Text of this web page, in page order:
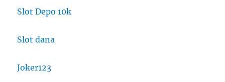
Slot Depo 10k
Slot dana
Joker123